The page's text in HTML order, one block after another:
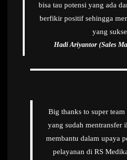
bisa tau potensi yang ada
berfikir positif sehingga
yang
Hadi Ariyantor (Sales
Big thanks to super
yang sudah mentransfer
membantu dalam upaya
pelayanan di RS